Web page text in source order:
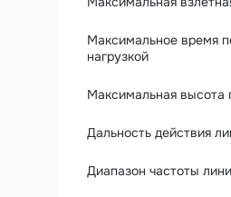
Максимальное время
нагрузкой
Максимальная высота
Дальность действия
Диапазон частоты